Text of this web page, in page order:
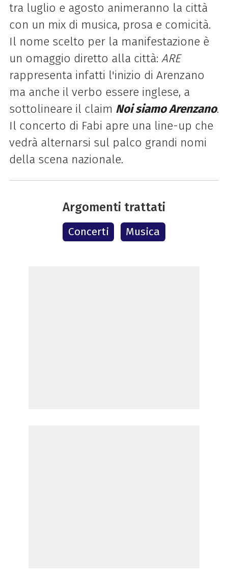
tra luglio e agosto animeranno la città
con un mix di musica, prosa e comicità.
Il nome scelto per la manifestazione è
un omaggio diretto alla città: ARE
rappresenta infatti l'inizio di Arenzano
ma anche il verbo essere inglese, a
sottolineare il claim Noi siamo Arenzano.
Il concerto di Fabi apre una line-up che
vedrà alternarsi sul palco grandi nomi
della scena nazionale.
Argomenti trattati
Concerti Musica